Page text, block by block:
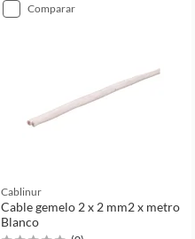
comparar
Cablinur
Cable gemelo 2 x 2 mm2 x metro
Blanco